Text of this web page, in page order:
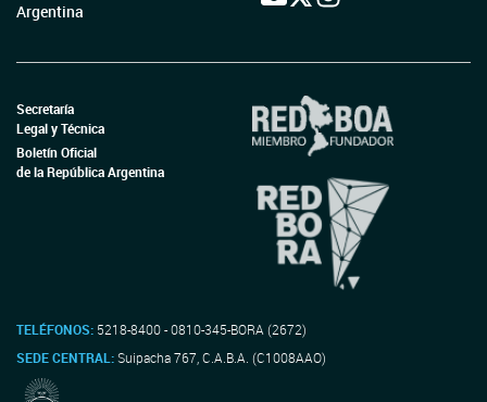
Argentina
Secretaría
Legal y Técnica
Boletín Oficial
de la República Argentina
TELÉFONOS: 5218-8400 - 0810-345-BORA (2672)
SEDE CENTRAL:Suipacha 767, C.A.B.A. (C1008AAO)